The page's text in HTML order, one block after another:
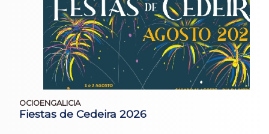
OCIOENGALICIA
Fiestas de Cedeira 2026